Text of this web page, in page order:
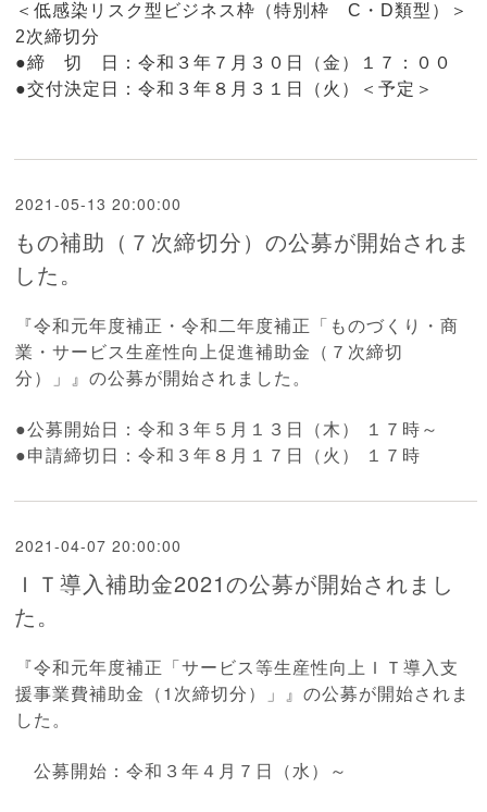
＜低感染リスク型ビジネス枠（特別枠 C・D類型）＞
2次締切分
●締 切 日：令和３年７月３０日（金）１７：００
●交付決定日：令和３年８月３１日（火）＜予定＞
2021-05-13 20:00:00
もの補助（７次締切分）の公募が開始されま
した。
『令和元年度補正・令和二年度補正「ものづくり・商
業・サービス生産性向上促進補助金（７次締切
分）
」』の公募が開始されました。
●公募開始日：令和３年５月１３日（木） １７時～
●申請締切日：令和３年８月１７日（火） １７時
2021-04-07 20:00:00
ＩＴ導入補助金2021の公募が開始されまし
た。
『令和元年度補正「サービス等生産性向上ＩＴ導入支
援事業費補助金（1次締切分）
」』の公募が開始されま
した。
公募開始：令和３年４月７日（水）～